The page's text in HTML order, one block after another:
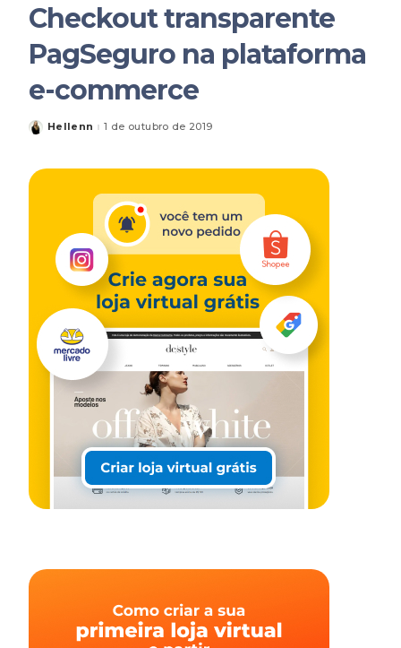
Checkout transparente
PagSeguro na plataforma
e-commerce
PostedHellenn 1 de outubro de 2019